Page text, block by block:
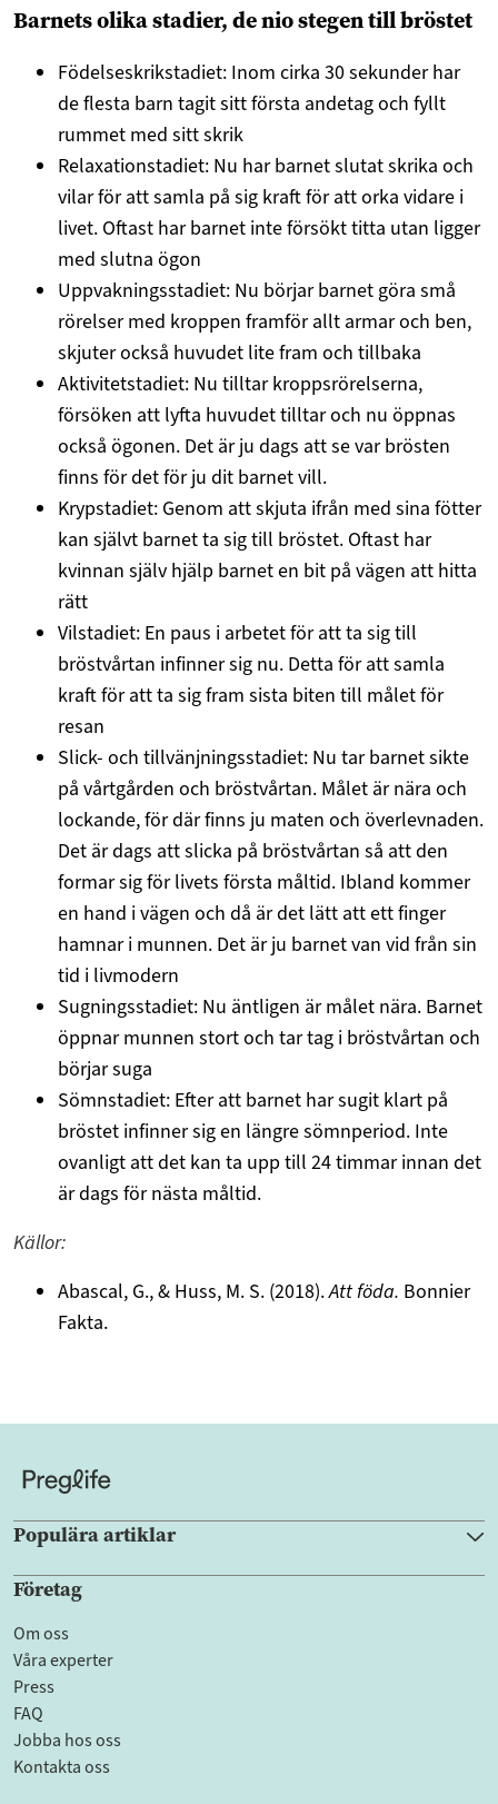
Barnets olika stadier, de nio stegen till bröstet
Födelseskrikstadiet: Inom cirka 30 sekunder har
de flesta barn tagit sitt första andetag och fyllt
rummet med sitt skrik
Relaxationstadiet: Nu har barnet slutat skrika och
vilar för att samla på sig kraft för att orka vidare i
livet. Oftast har barnet inte försökt titta utan ligger
med slutna ögon
Uppvakningsstadiet: Nu börjar barnet göra små
rörelser med kroppen framför allt armar och ben,
skjuter också huvudet lite fram och tillbaka
Aktivitetstadiet: Nu tilltar kroppsrörelserna,
försöken att lyfta huvudet tilltar och nu öppnas
också ögonen. Det är ju dags att se var brösten
finns för det för ju dit barnet vill.
Krypstadiet: Genom att skjuta ifrån med sina fötter
kan självt barnet ta sig till bröstet. Oftast har
kvinnan själv hjälp barnet en bit på vägen att hitta
rätt
Vilstadiet: En paus i arbetet för att ta sig till
bröstvårtan infinner sig nu. Detta för att samla
kraft för att ta sig fram sista biten till målet för
resan
Slick- och tillvänjningsstadiet: Nu tar barnet sikte
på vårtgården och bröstvårtan. Målet är nära och
lockande, för där finns ju maten och överlevnaden.
Det är dags att slicka på bröstvårtan så att den
formar sig för livets första måltid. Ibland kommer
en hand i vägen och då är det lätt att ett finger
hamnar i munnen. Det är ju barnet van vid från sin
tid i livmodern
Sugningsstadiet: Nu äntligen är målet nära. Barnet
öppnar munnen stort och tar tag i bröstvårtan och
börjar suga
Sömnstadiet: Efter att barnet har sugit klart på
bröstet infinner sig en längre sömnperiod. Inte
ovanligt att det kan ta upp till 24 timmar innan det
är dags för nästa måltid.
Källor:
Abascal, G., & Huss, M. S. (2018).Att föda. Bonnier
Fakta.
Populära artiklar
Företag
Om oss
Våra experter
Press
FAQ
Jobba hos oss
Kontakta oss